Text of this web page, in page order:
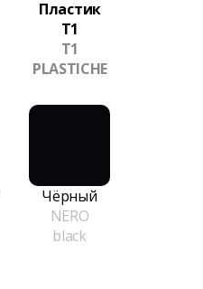
Пластик
T1
T1
PLASTICHE
Чёрный
NERO
black